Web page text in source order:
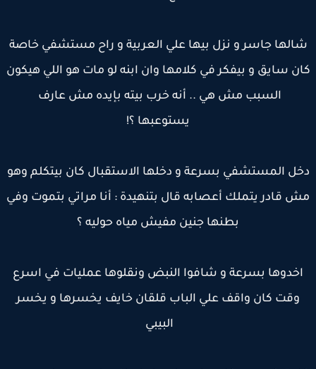
جاسر و نزل بيها علي العربية و راح مستشفي خاصة
سايق و بيفكر في كلامها وان ابنه لو مات هو اللي هيكون
السبب مش هي .. أنه خرب بيته بإيده مش عارف
يستوعبها ؟!
المستشفي بسرعة و دخلها الاستقبال كان بيتكلم وهو
قادر يتملك أعصابه قال بتنهيدة : أنا مراتي بتموت وفي
بطنها جنين مفيش مياه حوليه ؟
اخدوها بسرعة و شافوا النبض ونقلوها عمليات في اسرع
وقت كان واقف علي الباب قلقان خايف يخسرها و يخسر
البيبي